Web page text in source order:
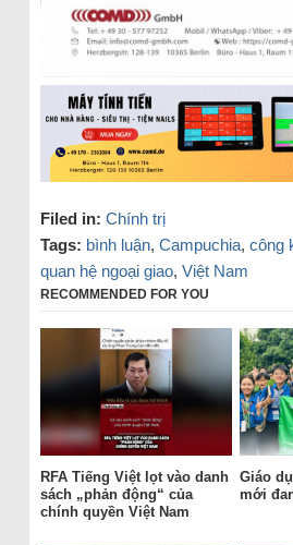
Filed in: Chính trị
Tags: bình luận, Campuchia, công
quan hệ ngoại giao, Việt Nam
RECOMMENDED FOR YOU
RFA Tiếng Việt lọt vào danh
sách „phản động“ của
chính quyền Việt Nam
Giáo
mới